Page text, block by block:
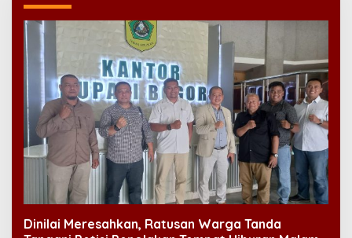
Dinilai Meresahkan, Ratusan Warga Tanda